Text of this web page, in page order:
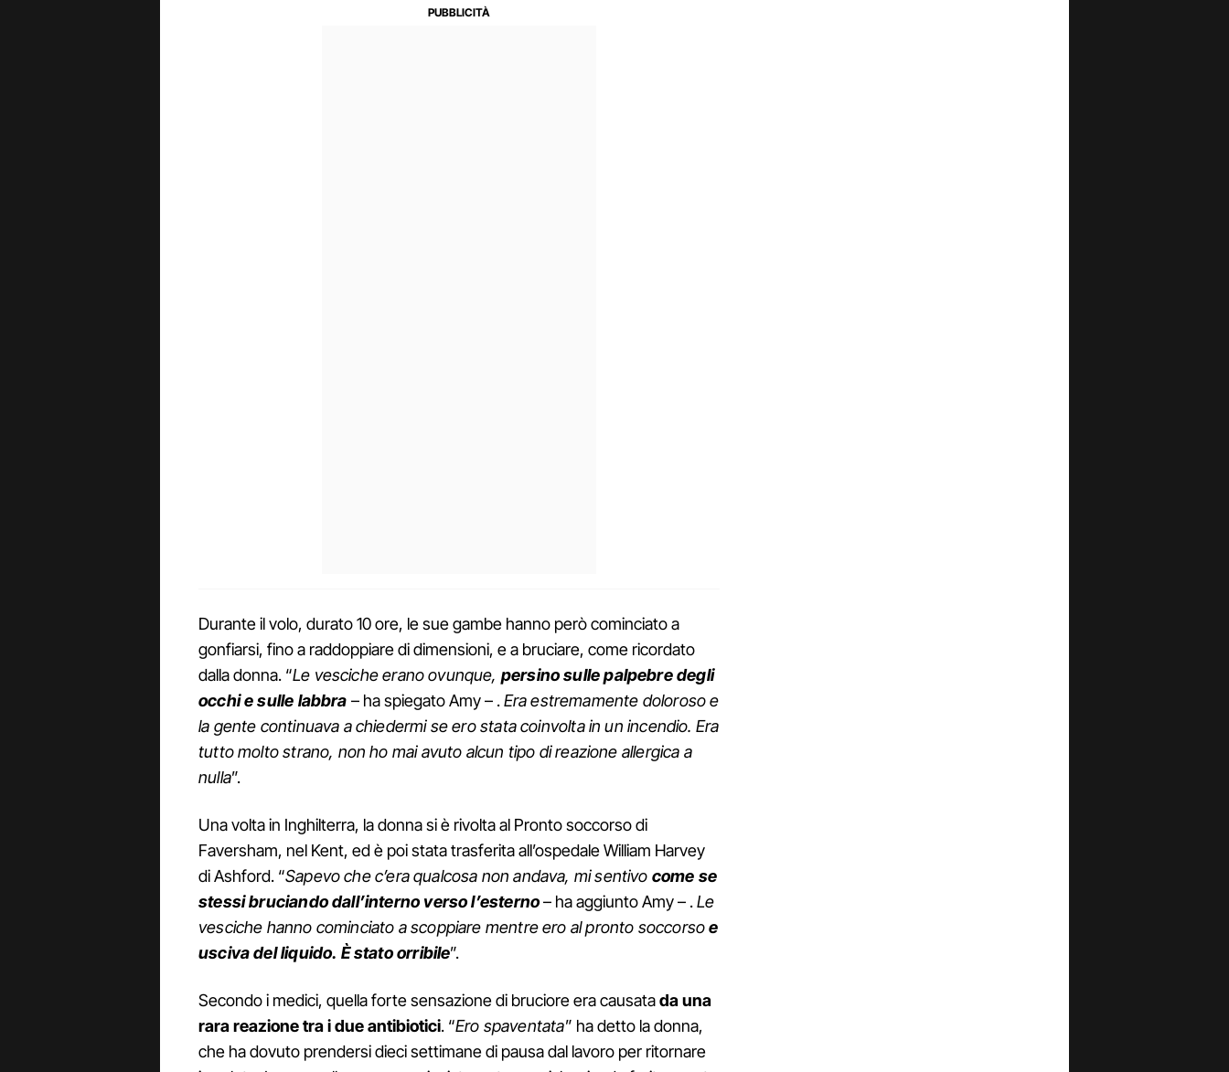
Durante il volo, durato 10 ore, le sue gambe hanno però cominciato a
gonfiarsi, fino a raddoppiare di dimensioni, e a bruciare, come ricordato
dalla donna. “Le vesciche erano ovunque, persino sulle palpebre degli
occhi e sulle labbra – ha spiegato Amy – .Era estremamente doloroso e
la gente continuava a chiedermi se ero stata coinvolta in un incendio. Era
tutto molto strano, non ho mai avuto alcun tipo di reazione allergica a
nulla”.
Una volta in Inghilterra, la donna si è rivolta al Pronto soccorso di
Faversham, nel Kent, ed è poi stata trasferita all’ospedale William Harvey
di Ashford. “Sapevo che c’era qualcosa non andava, mi sentivo come se
stessi bruciando dall’interno verso l’esterno– ha aggiunto Amy – .Le
vesciche hanno cominciato a scoppiare mentre ero al pronto soccorsoe
usciva del liquido. È stato orribile”.
Secondo i medici, quella forte sensazione di bruciore era causatada una
rara reazione tra i due antibiotici. “Ero spaventata” ha detto la donna,
che ha dovuto prendersi dieci settimane di pausa dal lavoro per ritornare